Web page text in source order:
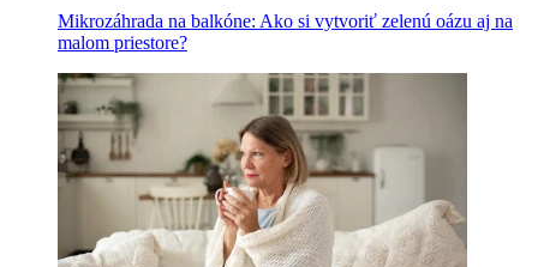
Mikrozáhrada na balkóne: Ako si vytvoriť zelenú oázu aj na
malom priestore?